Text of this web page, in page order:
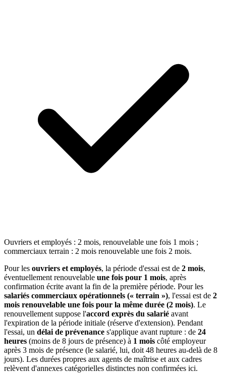
Ouvriers et employés : 2 mois, renouvelable une fois 1 mois ;
commerciaux terrain : 2 mois renouvelable une fois 2 mois.
Pour les ouvriers et employés, la période d'essai est de 2 mois,
éventuellement renouvelable une fois pour 1 mois, après
confirmation écrite avant la fin de la première période. Pour les
salariés commerciaux opérationnels (« terrain »), l'essai est de 2
mois renouvelable une fois pour la même durée (2 mois). Le
renouvellement suppose l'accord exprès du salarié avant
l'expiration de la période initiale (réserve d'extension). Pendant
l'essai, un délai de prévenance s'applique avant rupture : de 24
heures (moins de 8 jours de présence) à 1 mois côté employeur
après 3 mois de présence (le salarié, lui, doit 48 heures au-delà de 8
jours). Les durées propres aux agents de maîtrise et aux cadres
relèvent d'annexes catégorielles distinctes non confirmées ici.